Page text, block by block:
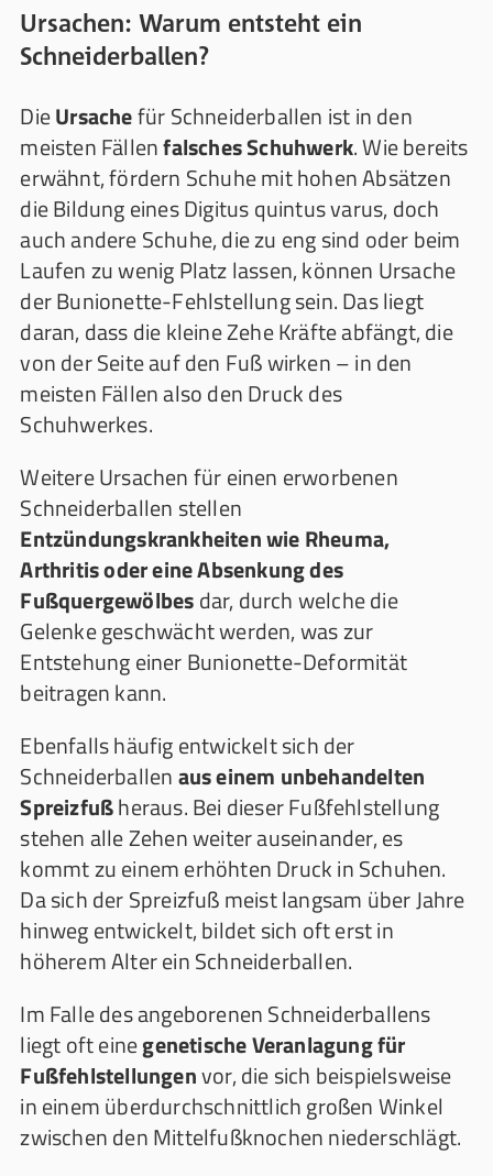
Ursachen: Warum entsteht ein
Schneiderballen?
DieUrsachefür Schneiderballen ist in den
meisten Fällenfalsches Schuhwerk. Wie bereits
erwähnt, fördern Schuhe mit hohen Absätzen
die Bildung eines Digitus quintus varus, doch
auch andere Schuhe, die zu eng sind oder beim
Laufen zu wenig Platz lassen, können Ursache
der Bunionette-Fehlstellung sein. Das liegt
daran, dass die kleine Zehe Kräfte abfängt, die
von der Seite auf den Fuß wirken – in den
meisten Fällen also den Druck des
Schuhwerkes.
Weitere Ursachen für einen erworbenen
Schneiderballen stellen
Entzündungskrankheiten wie Rheuma,
Arthritis oder eine Absenkung des
Fußquergewölbesdar, durch welche die
Gelenke geschwächt werden, was zur
Entstehung einer Bunionette-Deformität
beitragen kann.
Ebenfalls häufig entwickelt sich der
Schneiderballenaus einem unbehandelten
Spreizfußheraus. Bei dieser Fußfehlstellung
stehen alle Zehen weiter auseinander, es
kommt zu einem erhöhten Druck in Schuhen.
Da sich der Spreizfuß meist langsam über Jahre
hinweg entwickelt, bildet sich oft erst in
höherem Alter ein Schneiderballen.
Im Falle des angeborenen Schneiderballens
liegt oft einegenetische Veranlagung für
Fußfehlstellungenvor, die sich beispielsweise
in einem überdurchschnittlich großen Winkel
zwischen den Mittelfußknochen niederschlägt.